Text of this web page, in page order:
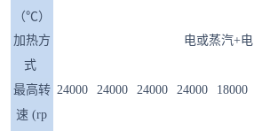
（℃）
加热方
式
电或蒸汽+电
最高转
速 (rp
24000 24000 24000 24000 18000